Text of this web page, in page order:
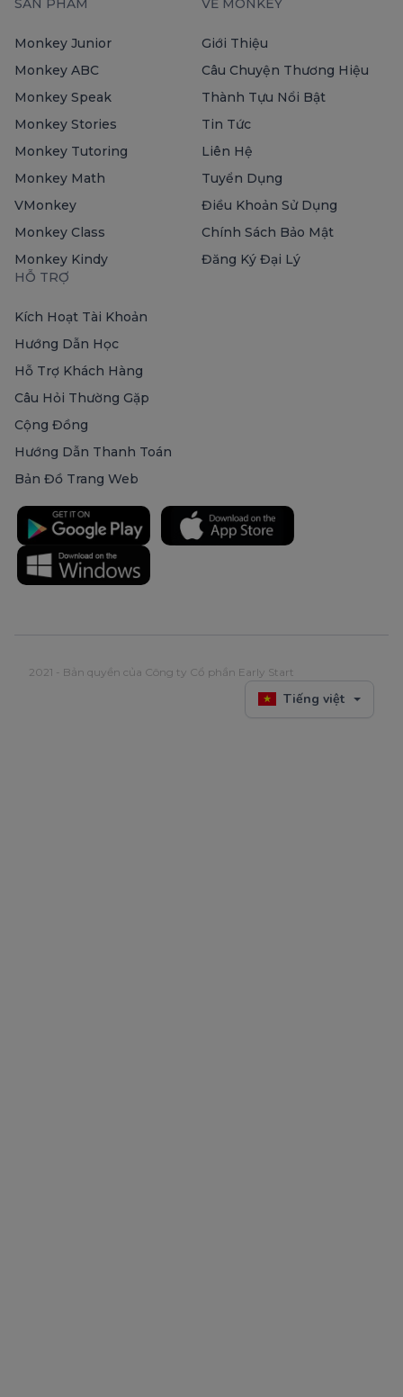
SẢN PHẨM
Monkey Junior
Monkey ABC
Monkey Speak
Monkey Stories
Monkey Tutoring
Monkey Math
VMonkey
Monkey Class
Monkey Kindy
VỀ MONKEY
Giới Thiệu
Câu Chuyện Thương Hiệu
Thành Tựu Nổi Bật
Tin Tức
Liên Hệ
Tuyển Dụng
Điều Khoản Sử Dụng
Chính Sách Bảo Mật
Đăng Ký Đại Lý
HỖ TRỢ
Kích Hoạt Tài Khoản
Hướng Dẫn Học
Hỗ Trợ Khách Hàng
Câu Hỏi Thường Gặp
Cộng Đồng
Hướng Dẫn Thanh Toán
Bản Đồ Trang Web
2021 - Bản quyền của Công ty Cổ phần Early Start
Tiếng việt